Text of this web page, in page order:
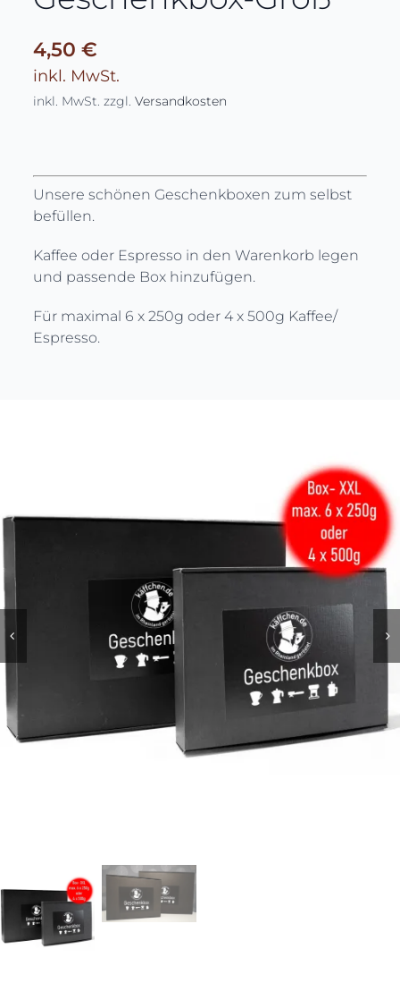
4,50€
inkl. MwSt.
inkl. MwSt. zzgl.Versandkosten
Unsere schönen Geschenkboxen zum selbst
befüllen.
Kaffee oder Espresso in den Warenkorb legen
und passende Box hinzufügen.
Für maximal 6 x 250g oder 4 x 500g Kaffee/
Espresso.